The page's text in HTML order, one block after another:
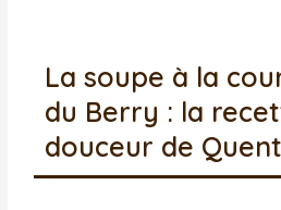
La soupe à la
du Berry : la
douceur de